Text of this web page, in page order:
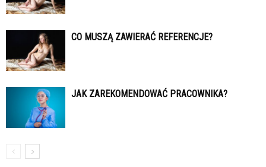
CO MUSZĄ ZAWIERAĆ REFERENCJE?
JAK ZAREKOMENDOWAĆ PRACOWNIKA?